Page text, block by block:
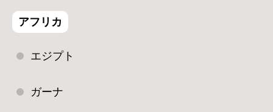
アフリカ
エジプト
ガーナ